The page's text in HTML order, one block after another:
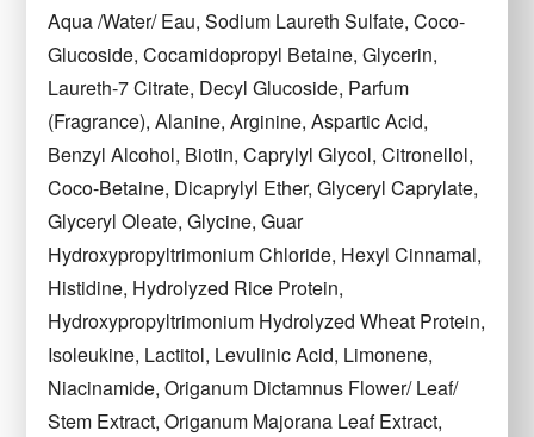
Aqua /Water/ Eau, Sodium Laureth Sulfate, Coco-
Glucoside, Cocamidopropyl Betaine, Glycerin,
Laureth-7 Citrate, Decyl Glucoside, Parfum
(Fragrance), Alanine, Arginine, Aspartic Acid,
Benzyl Alcohol, Biotin, Caprylyl Glycol, Citronellol,
Coco-Betaine, Dicaprylyl Ether, Glyceryl Caprylate,
Glyceryl Oleate, Glycine, Guar
Hydroxypropyltrimonium Chloride, Hexyl Cinnamal,
Histidine, Hydrolyzed Rice Protein,
Hydroxypropyltrimonium Hydrolyzed Wheat Protein,
Isoleukine, Lactitol, Levulinic Acid, Limonene,
Niacinamide, Origanum Dictamnus Flower/ Leaf/
Stem Extract, Origanum Majorana Leaf Extract,